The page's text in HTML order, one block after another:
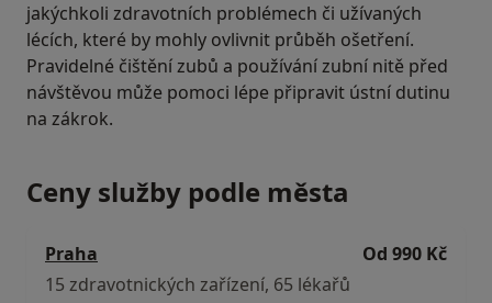
jakýchkoli zdravotních problémech či užívaných
lécích, které by mohly ovlivnit průběh ošetření.
Pravidelné čištění zubů a používání zubní nitě před
návštěvou může pomoci lépe připravit ústní dutinu
na zákrok.
Ceny služby podle města
Praha
Od 990 Kč
15 zdravotnických zařízení, 65 lékařů